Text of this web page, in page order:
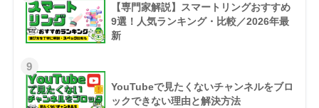
【専門家解説】スマートリングおすすめ
9選！人気ランキング・比較／2026年最
新
9
YouTubeで見たくないチャンネルをブロ
ックできない理由と解決方法